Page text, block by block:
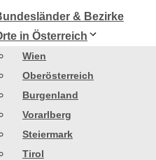
& Bezirke
in Österreich
Wien
Oberösterreich
Burgenland
Vorarlberg
Steiermark
Tirol